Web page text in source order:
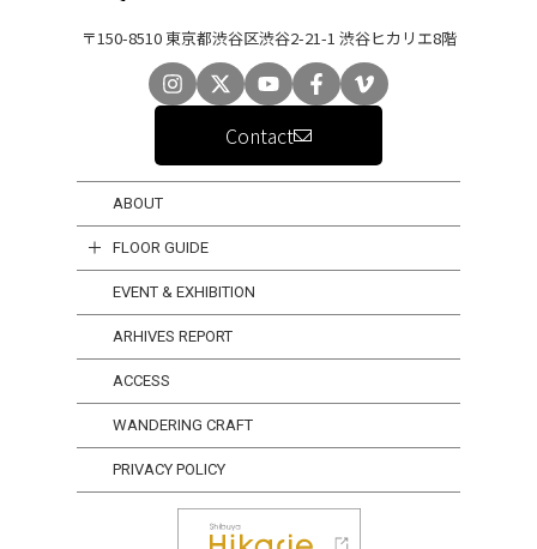
〒150-8510 東京都渋谷区渋谷2-21-1 渋谷ヒカリエ8階
Contact
ABOUT
FLOOR GUIDE
EVENT & EXHIBITION
ARHIVES REPORT
ACCESS
WANDERING CRAFT
PRIVACY POLICY